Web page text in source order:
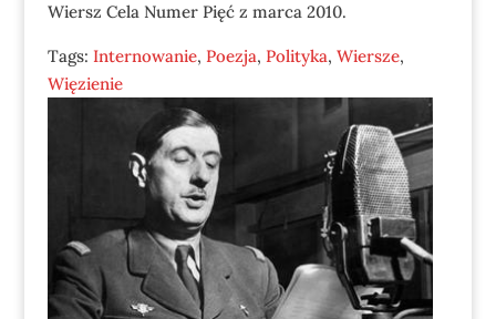
Wiersz Cela Numer Pięć z marca 2010.
Tags: Internowanie, Poezja, Polityka, Wiersze,
Więzienie